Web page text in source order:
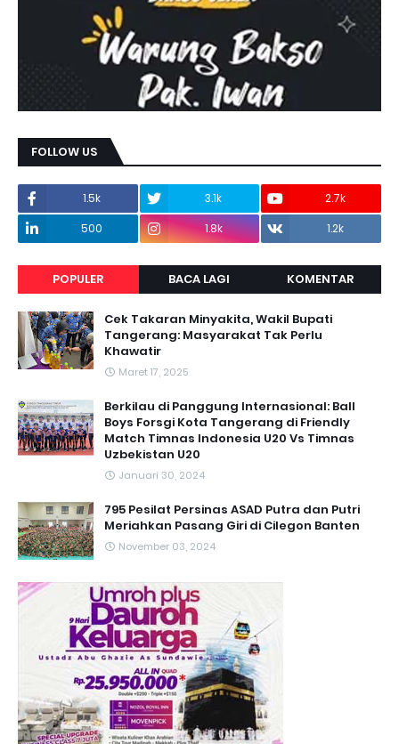
FOLLOW US
1.5k 3.1k
2.7k
500
1.8k 1.2k
POPULER BACA LAGI KOMENTAR
Cek Takaran Minyakita, Wakil Bupati
Tangerang: Masyarakat Tak Perlu
Khawatir
Maret 17, 2025
Berkilau di Panggung Internasional: Ball
Boys Forsgi Kota Tangerang di Friendly
Match Timnas Indonesia U20 Vs Timnas
Uzbekistan U20
Januari 30, 2024
795 Pesilat Persinas ASAD Putra dan Putri
Meriahkan Pasang Giri di Cilegon Banten
November 03, 2024